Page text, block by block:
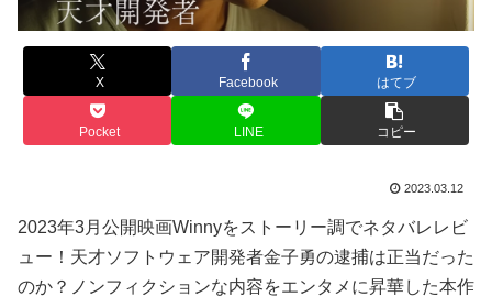
X Facebook はてブ
Pocket LINE コピー
2023.03.12
2023年3月公開映画Winnyをストーリー調でネタバレレビ
ュー！天才ソフトウェア開発者金子勇の逮捕は正当だった
のか？ノンフィクションな内容をエンタメに昇華した本作